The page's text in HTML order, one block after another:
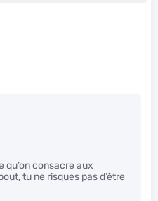
qu’on consacre aux
tu ne risques pas d’être